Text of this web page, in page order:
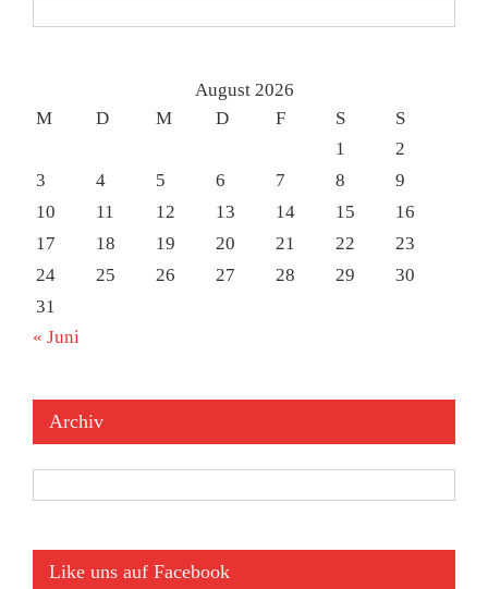
August 2026
M
D M D F S
S
1
2
3
4 5 6 7 8
9
10
11 12 13 14 15
16
17
18 19 20 21 22
23
24
25 26 27 28 29
30
31
« Juni
Archiv
Like uns auf Facebook